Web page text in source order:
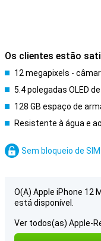
Os clientes estão
12 megapixels -
5.4 polegadas OLED
128 GB espaço de
Resistente à água e
Sem bloqueio de SIM
O(A) Apple iPhone 12
está disponível.
Ver todos(as) Apple-